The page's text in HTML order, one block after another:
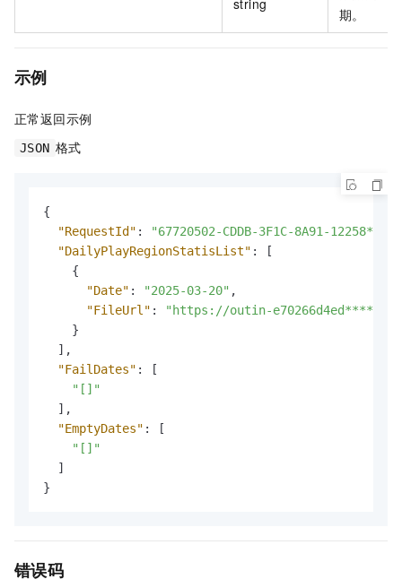
期。
示例
正常返回示例
JSON 格式
{
"RequestId" :
"67720502-CDDB-3F1C-8A91-
"DailyPlayRegionStatisList" :
[
{
"Date" : "2025-03-20" ,
"FileUrl" :
"https://outin-
}
] ,
"FailDates" :
[
"[]"
] ,
"EmptyDates" :
[
"[]"
]
}
错误码